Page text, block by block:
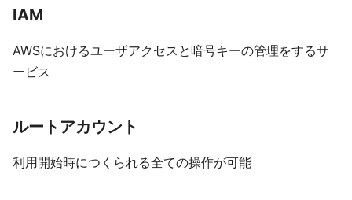
IAM
AWSにおけるユーザアクセスと暗号キーの管理をするサ
ービス
ルートアカウント
利用開始時につくられる全ての操作が可能